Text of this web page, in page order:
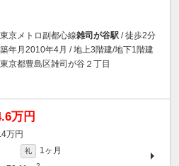
東京メトロ副都心線雑司が谷駅 / 徒歩2分
築年月2010年4月 / 地上3階建/地下1階建
東京都豊島区雑司が谷２丁目
万円
万円
礼
1ヶ月